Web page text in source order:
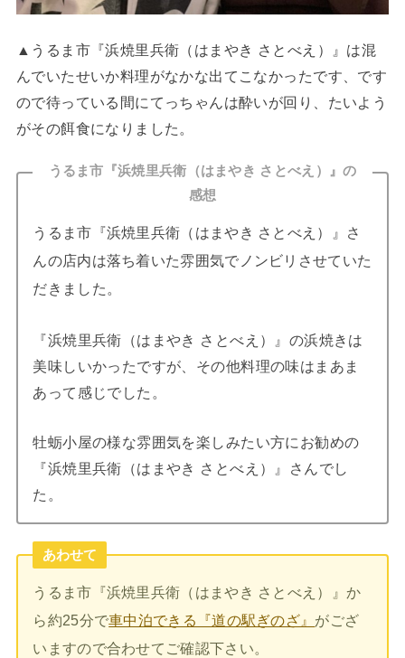
▲うるま市『浜焼里兵衛（はまやき さとべえ）』は混
んでいたせいか料理がなかな出てこなかったです、です
ので待っている間にてっちゃんは酔いが回り、たいよう
がその餌食になりました。
うるま市『浜焼里兵衛（はまやき さとべえ）』の
感想
うるま市『浜焼里兵衛（はまやき さとべえ）』さ
んの店内は落ち着いた雰囲気でノンビリさせていた
だきました。
『浜焼里兵衛（はまやき さとべえ）』の浜焼きは
美味しいかったですが、その他料理の味はまあま
あって感じでした。
牡蛎小屋の様な雰囲気を楽しみたい方にお勧めの
『浜焼里兵衛（はまやき さとべえ）』さんでし
た。
あわせて
うるま市『浜焼里兵衛（はまやき さとべえ）』か
ら約25分で車中泊できる『道の駅ぎのざ』 がござ
いますので合わせてご確認下さい。